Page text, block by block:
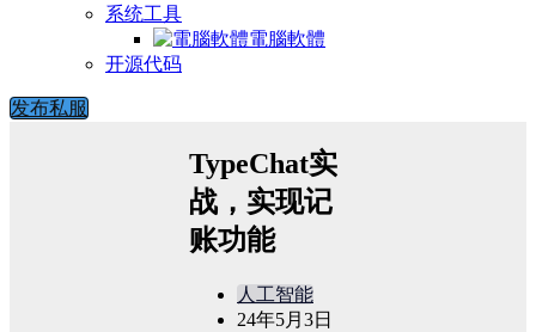
系统工具
電腦軟體
开源代码
发布私服
TypeChat实
战，实现记
账功能
人工智能
24年5月3日